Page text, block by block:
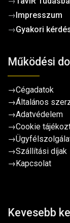
→Impresszum
→Gyakori
Működési
→Cégadatok
→Általános
→Adatvédelem
→Cookie
→
→Szállítási díjak
→Kapcsolat
Kevesebb